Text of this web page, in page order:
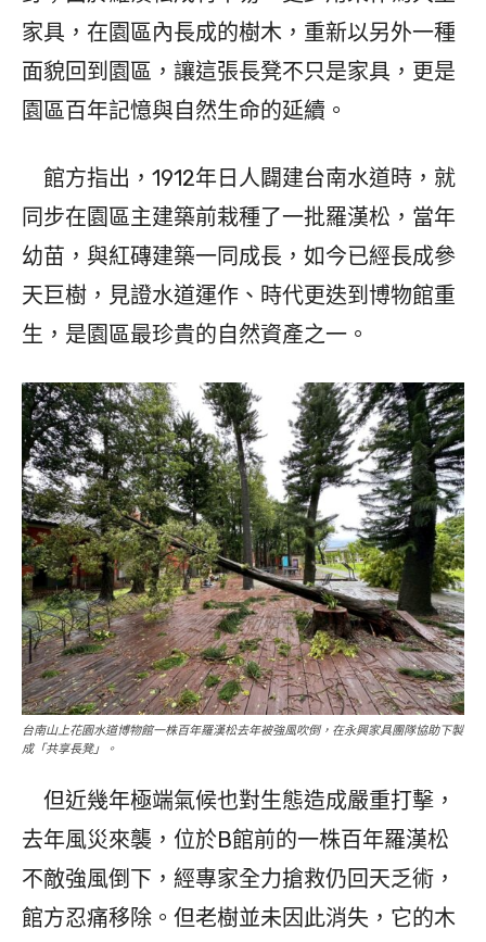
家具，在園區內長成的樹木，重新以另外一種
面貌回到園區，讓這張長凳不只是家具，更是
園區百年記憶與自然生命的延續。
館方指出，1912年日人闢建台南水道時，就
同步在園區主建築前栽種了一批羅漢松，當年
幼苗，與紅磚建築一同成長，如今已經長成參
天巨樹，見證水道運作、時代更迭到博物館重
生，是園區最珍貴的自然資產之一。
台南山上花園水道博物館一株百年羅漢松去年被強風吹倒，在永興家具團隊協助下製
成「共享長凳」。
但近幾年極端氣候也對生態造成嚴重打擊，
去年風災來襲，位於B館前的一株百年羅漢松
不敵強風倒下，經專家全力搶救仍回天乏術，
館方忍痛移除。但老樹並未因此消失，它的木